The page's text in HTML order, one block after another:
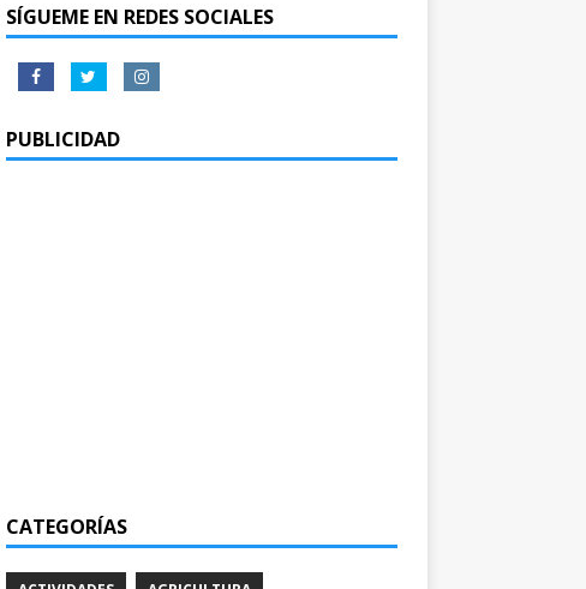
SÍGUEME EN REDES SOCIALES
PUBLICIDAD
CATEGORÍAS